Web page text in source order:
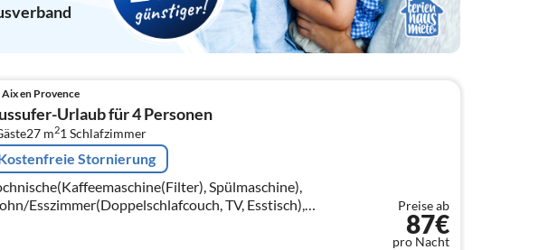
Aix en Provence
Urlaub für 4 Personen
27 m21Schlafzimmer
Stornierung
Spülmaschine),
Esszimmer(Doppelschlafcouch, TV, Esstisch),
Einzelbett)
Preise ab
87€
pro Nacht